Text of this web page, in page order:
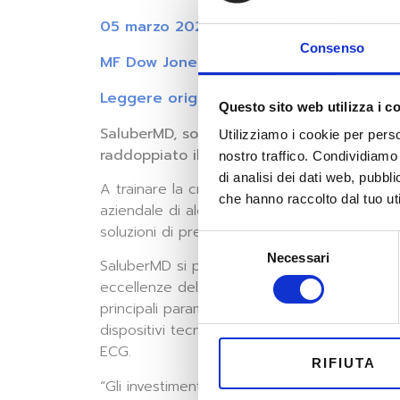
Consenso
Questo sito web utilizza i
Utilizziamo i cookie per
nostro traffico.
di analisi dei dati web,
che hanno raccolto dal tuo
Selezione
del
Necessari
RIFIUTA
05 marzo 2023
MF Dow Jones (Italiano)
Leggere originale
SaluberMD, società internazionale
raddoppiato il suo fatturato nel 2022,
A trainare la crescita, spiega una nota,
aziendale di alcune società che hanno
soluzioni di prevenzione e cura sempre più
SaluberMD si pone come un partner
eccellenze del panorama medicale
principali parametri vitali fra un checkup e
dispositivi tecnologici messi a punto
ECG.
“Gli investimenti nella sanità digitale sono